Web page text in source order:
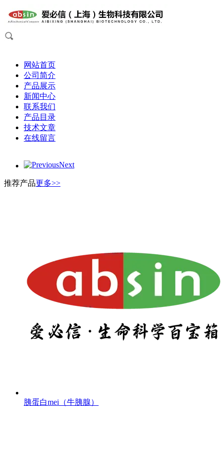
网站首页
公司简介
产品展示
新闻中心
联系我们
产品目录
技术文章
在线留言
PreviousNext
推荐产品更多>>
胰蛋白mei（牛胰腺）